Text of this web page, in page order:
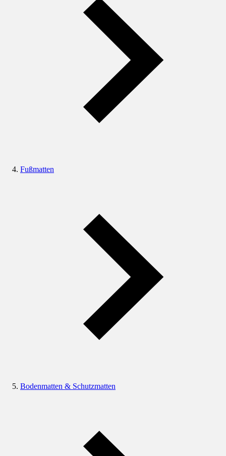
Fußmatten
Bodenmatten & Schutzmatten